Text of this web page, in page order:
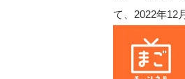
て、2022年12